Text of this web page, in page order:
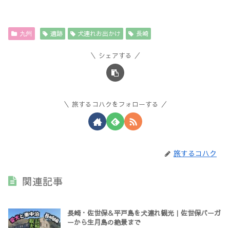
九州 遺跡 犬連れお出かけ 長崎
シェアする
旅するコハクをフォローする
旅するコハク
関連記事
長崎・佐世保＆平戸島を犬連れ観光｜佐世保バーガ
ーから生月島の絶景まで